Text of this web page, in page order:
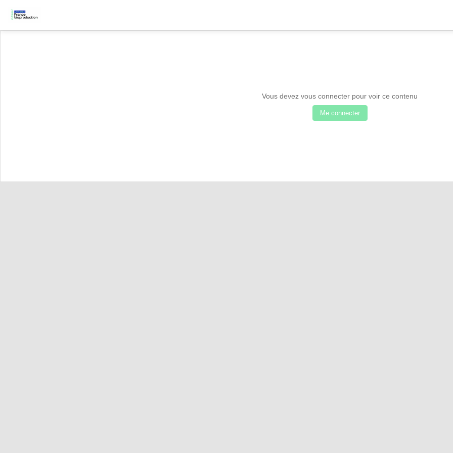
Vous devez vous connecter pour voir ce contenu
Me connecter